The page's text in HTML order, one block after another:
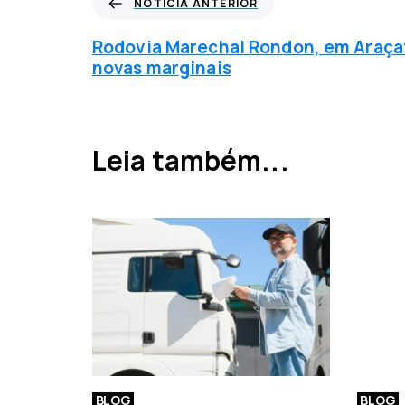
t
í
c
n
r
i
Rodovia Marechal Rondon, em
novas marginais
Leia também...
BLOG BLOG